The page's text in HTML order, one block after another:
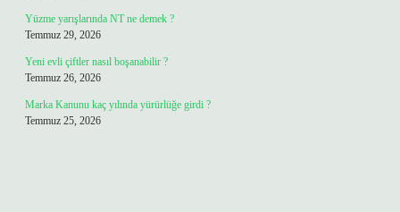
Yüzme yarışlarında NT ne demek ?
Temmuz 29, 2026
Yeni evli çiftler nasıl boşanabilir ?
Temmuz 26, 2026
Marka Kanunu kaç yılında yürürlüğe girdi ?
Temmuz 25, 2026